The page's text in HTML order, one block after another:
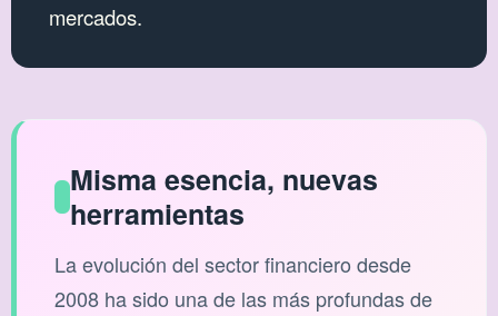
mercados.
Misma esencia, nuevas
herramientas
La evolución del sector financiero desde
2008 ha sido una de las más profundas de